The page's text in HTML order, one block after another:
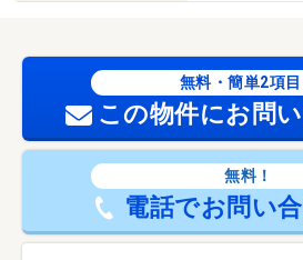
無料・簡単2項目
この物件にお問
無料！
電話でお問い